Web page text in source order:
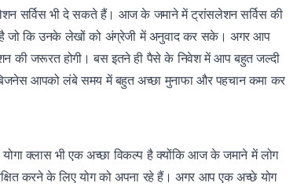
सर्विस भी दे सकते हैं।‌ आज के जमाने में ट्रांसलेशन सर्विस की
है जो कि उनके लेखों को अंग्रेजी में अनुवाद कर सके। अगर आप
जरूरत होगी। बस इतने ही पैसे के निवेश में आप बहुत जल्दी
आपको लंबे समय में बहुत अच्छा मुनाफा और पहचान कमा कर
क्लास भी एक अच्छा विकल्प है क्योंकि आज के जमाने में लोग
करने के लिए योग को अपना रहे हैं। अगर आप एक अच्छे योग